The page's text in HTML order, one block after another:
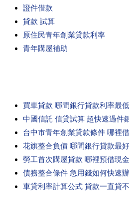
證件借款
貸款 試算
原住民青年創業貸款利率
青年購屋補助
買車貸款 哪間銀行貸款利率最
中國信託 信貸試算 超快速過件
台中市青年創業貸款條件 哪裡
花旗整合負債 哪間銀行貸款最
勞工首次購屋貸款 哪裡預借現
債務整合條件 急用錢如何快速
車貸利率計算公式 貸款一直貸